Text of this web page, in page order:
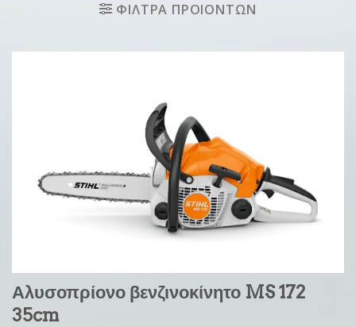
ΦΙΛΤΡΑ ΠΡΟΙΟΝΤΩΝ
Αλυσοπρίονο βενζινοκίνητο MS 172
35cm